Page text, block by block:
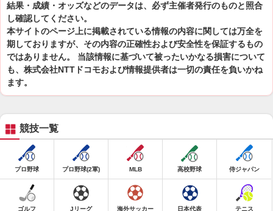
結果・成績・オッズなどのデータは、必ず主催者発行のものと照合
し確認してください。
本サイトのページ上に掲載されている情報の内容に関しては万全を
期しておりますが、その内容の正確性および安全性を保証するもの
ではありません。 当該情報に基づいて被ったいかなる損害について
も、株式会社NTTドコモおよび情報提供者は一切の責任を負いかね
ます。
競技一覧
プロ野球 プロ野球(2軍) MLB 高校野球 侍ジャパン
ゴルフ Jリーグ 海外サッカー 日本代表 テニス